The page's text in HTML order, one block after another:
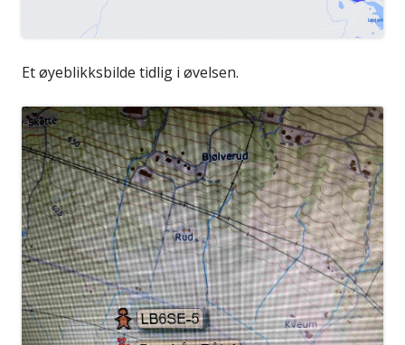
Et øyeblikksbilde tidlig i øvelsen.